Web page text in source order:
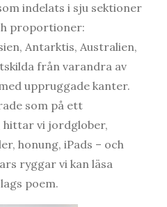
indelats i sju sektioner
proportioner:
Antarktis, Australien,
från varandra av
uppruggade kanter.
som på ett
hittar vi jordglober,
honung, iPads – och
ryggar vi kan läsa
poem.